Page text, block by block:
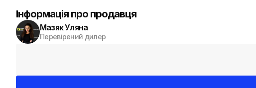
Інформація про продавця
Мазяк Уляна
Перевірений дилер